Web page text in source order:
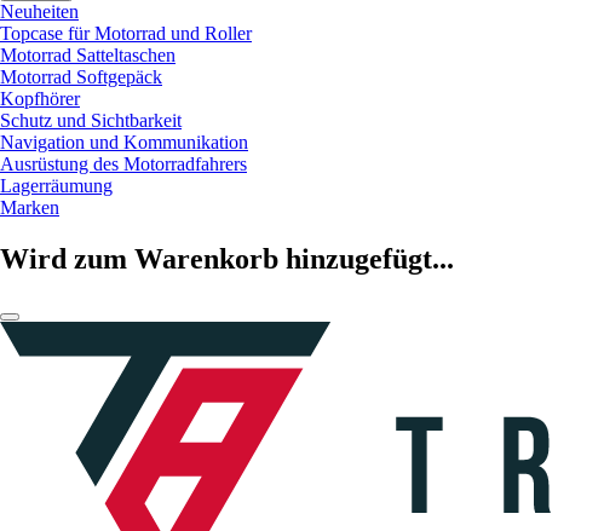
Neuheiten
Topcase für Motorrad und Roller
Motorrad Satteltaschen
Motorrad Softgepäck
Kopfhörer
Schutz und Sichtbarkeit
Navigation und Kommunikation
Ausrüstung des Motorradfahrers
Lagerräumung
Marken
Wird zum Warenkorb hinzugefügt...